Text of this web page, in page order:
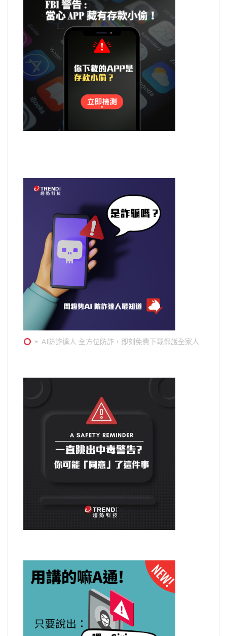
➣ AI防詐達人 全方位防詐，即刻免費下載保護全家人